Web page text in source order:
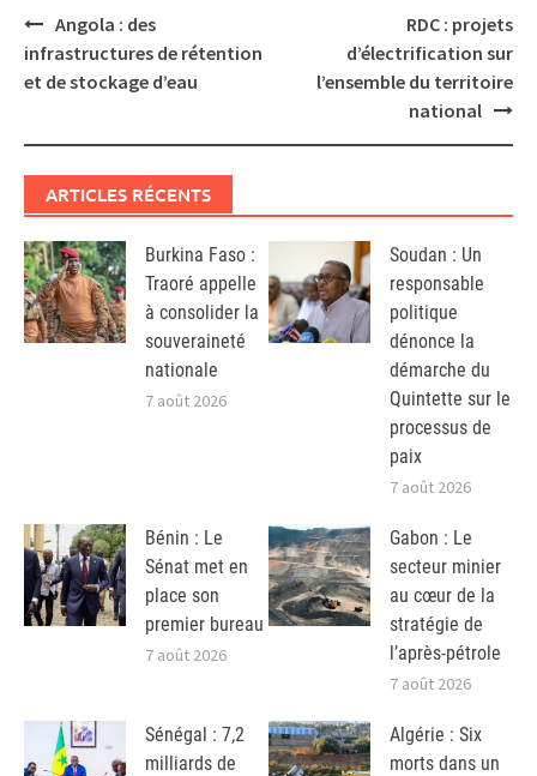
Post
navigation
Angola : des
infrastructures de rétention
et de stockage d’eau
RDC : projets
d’électrification sur
l’ensemble du territoire
national
ARTICLES RÉCENTS
Burkina Faso :
Traoré appelle
à consolider la
souveraineté
nationale
7 août 2026
Soudan : Un
responsable
politique
dénonce la
démarche du
Quintette sur le
processus de
paix
7 août 2026
Bénin : Le
Sénat met en
place son
premier bureau
7 août 2026
Gabon : Le
secteur minier
au cœur de la
stratégie de
l’après-pétrole
7 août 2026
Sénégal : 7,2
milliards de
Algérie : Six
morts dans un